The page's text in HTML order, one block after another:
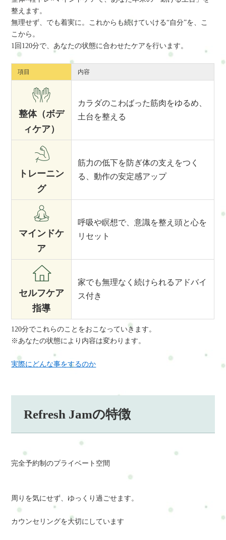
整えます。
無理せず、でも着実に。これからも続けていける“自分”を、こ
こから。
1回120分で、あなたの状態に合わせたケアを行います。
項目 内容
整体（ボデ
ィケア）
カラダのこわばった筋肉をゆるめ、
土台を整える
トレーニン
グ
筋力の低下を防ぎ体の支えをつく
る、動作の安定感アップ
マインドケ
ア
呼吸や瞑想で、意識を整え頭と心を
リセット
セルフケア
指導
家でも無理なく続けられるアドバイ
ス付き
120分でこれらのことをおこなっていきます。
※あなたの状態により内容は変わります。
実際にどんな事をするのか
Refresh Jamの特徴
完全予約制のプライベート空間
周りを気にせず、ゆっくり過ごせます。
カウンセリングを大切にしています